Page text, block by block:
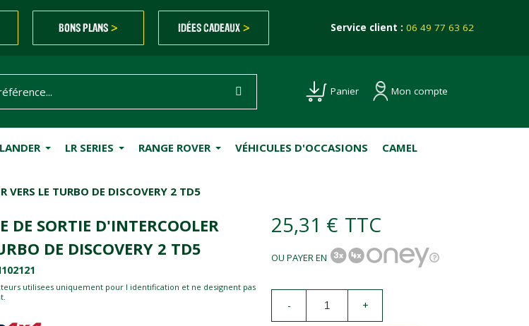
BONS PLANS > IDÉES CADEAUX > Service client :06 49 77 63 62
Panier Mon compte
LR SERIES RANGE ROVER VÉHICULES D'OCCASIONS CAMEL
VERS LE TURBO DE DISCOVERY 2 TD5
DE SORTIE D'INTERCOOLER
DE DISCOVERY 2 TD5
utilisees uniquement pour l identification et ne designent pas
25,31 € TTC
OU PAYER EN
- +